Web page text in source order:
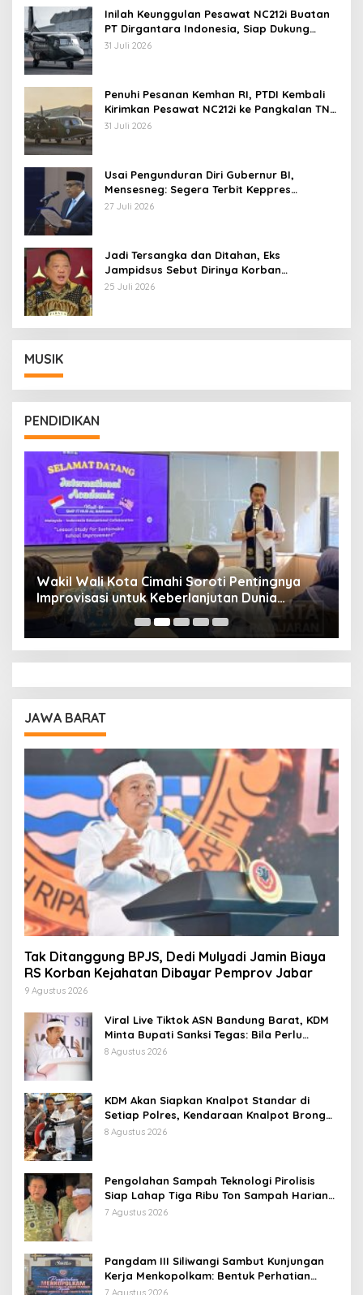
Inilah Keunggulan Pesawat NC212i Buatan
PT Dirgantara Indonesia, Siap Dukung
Berbagai Operasi TNI
31 Juli 2026
Penuhi Pesanan Kemhan RI, PTDI Kembali
Kirimkan Pesawat NC212i ke Pangkalan TNI
AU
31 Juli 2026
Usai Pengunduran Diri Gubernur BI,
Mensesneg: Segera Terbit Keppres
Pemberhentian dengan Hormat
27 Juli 2026
Jadi Tersangka dan Ditahan, Eks
Jampidsus Sebut Dirinya Korban
Kriminalisasi
25 Juli 2026
MUSIK
PENDIDIKAN
Wakil Wali Kota Cimahi Soroti Pentingnya
Improvisasi untuk Keberlanjutan Dunia
Pendidikan
JAWA BARAT
Tak Ditanggung BPJS, Dedi Mulyadi Jamin Biaya
RS Korban Kejahatan Dibayar Pemprov Jabar
9 Agustus 2026
Viral Live Tiktok ASN Bandung Barat, KDM
Minta Bupati Sanksi Tegas: Bila Perlu
Pemberhentian
8 Agustus 2026
KDM Akan Siapkan Knalpot Standar di
Setiap Polres, Kendaraan Knalpot Brong
Tertangkap Langsung Ganti
8 Agustus 2026
Pengolahan Sampah Teknologi Pirolisis
Siap Lahap Tiga Ribu Ton Sampah Harian
Jawa Barat
7 Agustus 2026
Pangdam III Siliwangi Sambut Kunjungan
Kerja Menkopolkam: Bentuk Perhatian
Pemerintah
7 Agustus 2026